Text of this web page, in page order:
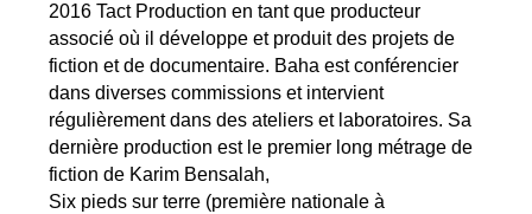
2016 Tact Production en tant que producteur
associé où il développe et produit des projets de
fiction et de documentaire. Baha est conférencier
dans diverses commissions et intervient
régulièrement dans des ateliers et laboratoires. Sa
dernière production est le premier long métrage de
fiction de Karim Bensalah,
Six pieds sur terre (première nationale à